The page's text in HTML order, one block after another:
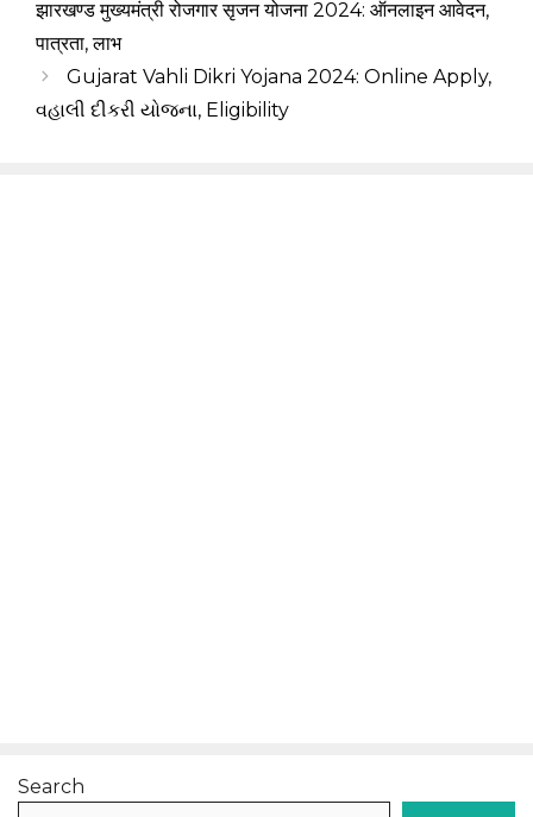
झारखण्ड मुख्यमंत्री रोजगार सृजन योजना 2024: ऑनलाइन आवेदन,
पात्रता, लाभ
Gujarat Vahli Dikri Yojana 2024: Online Apply,
વહાલી દીકરી યોજના, Eligibility
Search